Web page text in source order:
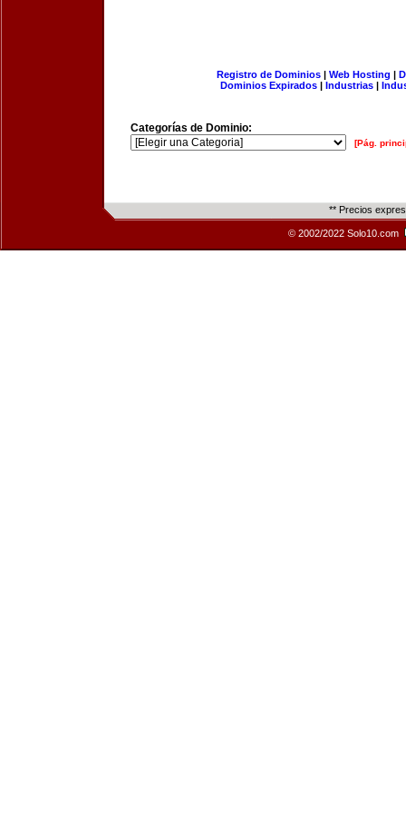
Registro de Dominios| Web Hosting |
Dominios Expirados | Industrias |
Categorías de Dominio:
[Pág.
** Precios
© 2002/2022 Solo10.com